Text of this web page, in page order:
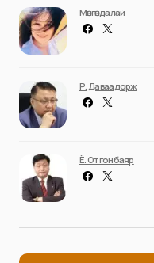
Мөнгөндалай
Р. Даваадорж
Ё. Отгонбаяр